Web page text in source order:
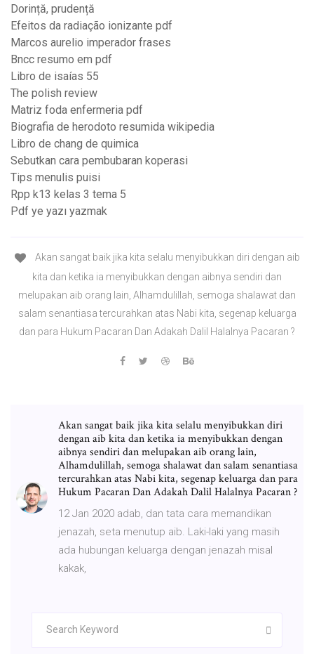
Dorință, prudență
Efeitos da radiação ionizante pdf
Marcos aurelio imperador frases
Bncc resumo em pdf
Libro de isaías 55
The polish review
Matriz foda enfermeria pdf
Biografia de herodoto resumida wikipedia
Libro de chang de quimica
Sebutkan cara pembubaran koperasi
Tips menulis puisi
Rpp k13 kelas 3 tema 5
Pdf ye yazı yazmak
Akan sangat baik jika kita selalu menyibukkan diri dengan aib
kita dan ketika ia menyibukkan dengan aibnya sendiri dan
melupakan aib orang lain, Alhamdulillah, semoga shalawat dan
salam senantiasa tercurahkan atas Nabi kita, segenap keluarga
dan para Hukum Pacaran Dan Adakah Dalil Halalnya Pacaran ?
Akan sangat baik jika kita selalu menyibukkan diri
dengan aib kita dan ketika ia menyibukkan dengan
aibnya sendiri dan melupakan aib orang lain,
Alhamdulillah, semoga shalawat dan salam senantiasa
tercurahkan atas Nabi kita, segenap keluarga dan para
Hukum Pacaran Dan Adakah Dalil Halalnya Pacaran ?
12 Jan 2020 adab, dan tata cara memandikan
jenazah, seta menutup aib. Laki-laki yang masih
ada hubungan keluarga dengan jenazah misal
kakak,